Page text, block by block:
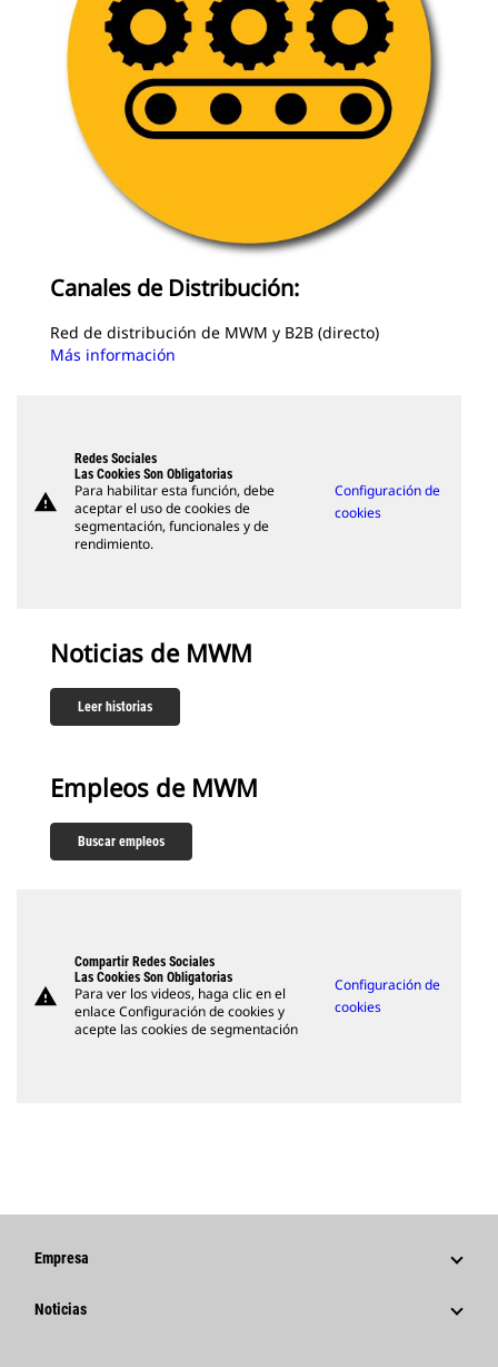
Canales de Distribución:
Red de distribución de MWM y B2B (directo)
Más información
warning
Redes Sociales
Las Cookies Son Obligatorias
Para habilitar esta función, debe
aceptar el uso de cookies de
segmentación, funcionales y de
rendimiento.
Configuración de
cookies
Noticias de MWM
Leer historias
Empleos de MWM
Buscar empleos
warning
Compartir Redes Sociales
Las Cookies Son Obligatorias
Para ver los videos, haga clic en el
enlace Configuración de cookies y
acepte las cookies de segmentación
Configuración de
cookies
Empresa
Estrategia
Noticias